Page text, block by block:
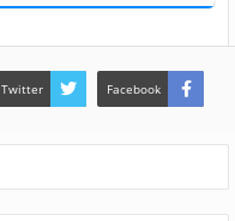
Facebook
Twitter